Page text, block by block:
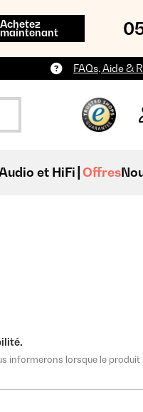
Achetez
maintenant
FAQs, Aide &
et HiFi Offres
informerons lorsque le produit